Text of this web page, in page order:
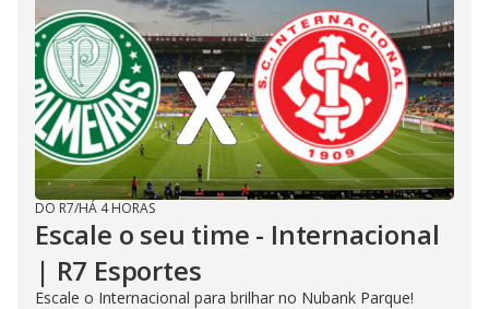
DO R7/HÁ 4 HORAS
Escale o seu time - Internacional
| R7 Esportes
Escale o Internacional para brilhar no Nubank Parque!